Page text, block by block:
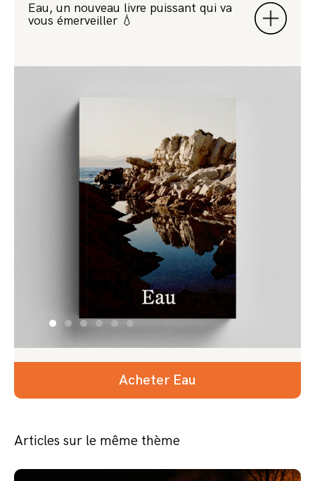
Eau, un nouveau livre puissant qui va
vous émerveiller 💧
Acheter Eau
Articles sur le même thème